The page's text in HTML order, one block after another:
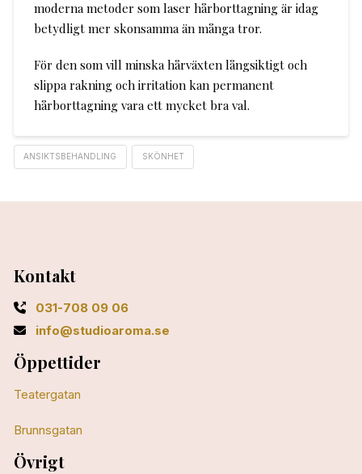
moderna metoder som laser hårborttagning är idag
betydligt mer skonsamma än många tror.
För den som vill minska hårväxten långsiktigt och
slippa rakning och irritation kan permanent
hårborttagning vara ett mycket bra val.
ANSIKTSBEHANDLING SKÖNHET
Kontakt
031-708 09 06
info@studioaroma.se
Öppettider
Teatergatan
Brunnsgatan
Övrigt